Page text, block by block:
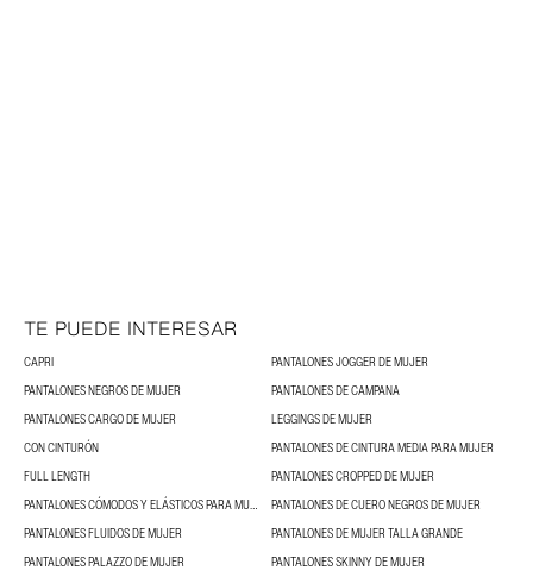
TE PUEDE INTERESAR
CAPRI
PANTALONES JOGGER DE MUJER
PANTALONES NEGROS DE MUJER
PANTALONES DE CAMPANA
PANTALONES CARGO DE MUJER
LEGGINGS DE MUJER
CON CINTURÓN
PANTALONES DE CINTURA MEDIA PARA MUJER
FULL LENGTH
PANTALONES CROPPED DE MUJER
PANTALONES CÓMODOS Y ELÁSTICOS PARA MUJER
PANTALONES DE CUERO NEGROS DE MUJER
PANTALONES FLUIDOS DE MUJER
PANTALONES DE MUJER TALLA GRANDE
PANTALONES PALAZZO DE MUJER
PANTALONES SKINNY DE MUJER